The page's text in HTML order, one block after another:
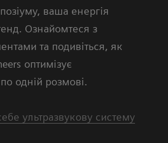
ваша енергія
Ознайомтеся з
та подивіться, як
оптимізує
одній розмові.
ультразвукову систему